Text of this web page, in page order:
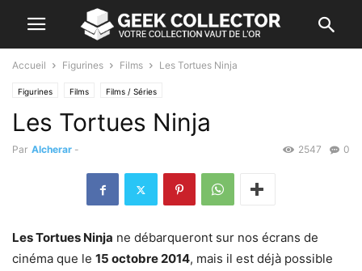
Accueil Figurines Films Les Tortues Ninja
Figurines Films Films / Séries
Les Tortues Ninja
Par Alcherar - 0
2547
Les Tortues Ninja ne débarqueront sur nos écrans de
cinéma que le 15 octobre 2014, mais il est déjà possible